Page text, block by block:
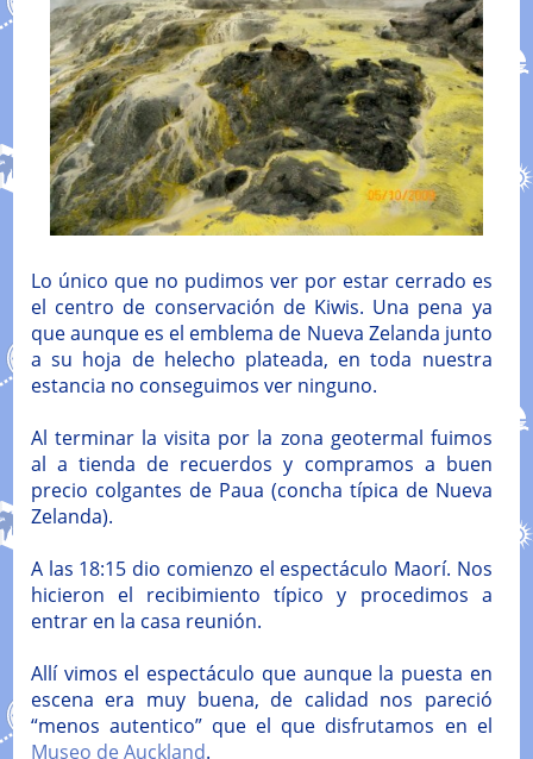
Lo único que no pudimos ver por estar cerrado es
el centro de conservación de Kiwis. Una pena ya
que aunque es el emblema de Nueva Zelanda junto
a su hoja de helecho plateada, en toda nuestra
estancia no conseguimos ver ninguno.
Al terminar la visita por la zona geotermal fuimos
al a tienda de recuerdos y compramos a buen
precio colgantes de Paua (concha típica de Nueva
Zelanda).
A las 18:15 dio comienzo el espectáculo Maorí. Nos
hicieron el recibimiento típico y procedimos a
entrar en la casa reunión.
Allí vimos el espectáculo que aunque la puesta en
escena era muy buena, de calidad nos pareció
“menos autentico” que el que disfrutamos en el
Museo de Auckland.